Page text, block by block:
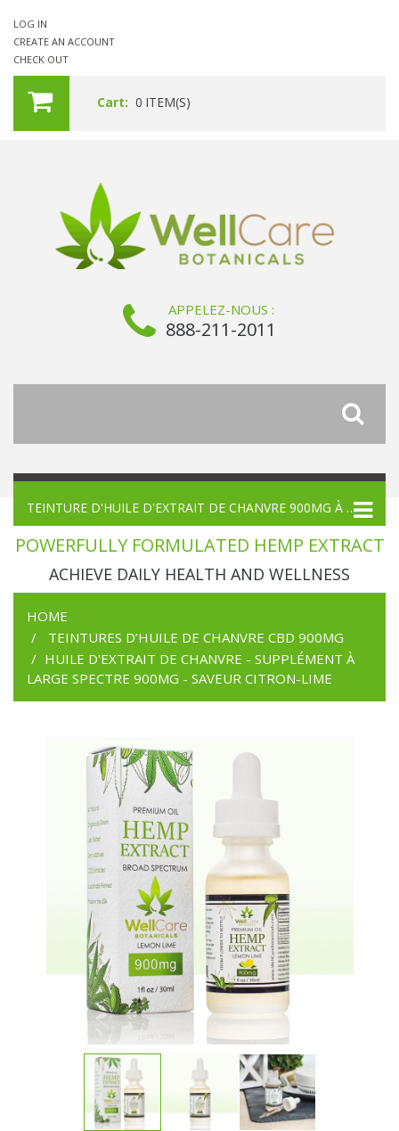
LOG IN
CREATE AN ACCOUNT
CHECK OUT
Cart: 0 ITEM(S)
APPELEZ-NOUS :
888-211-2011
TEINTURE D'HUILE D'EXTRAIT DE CHANVRE 900MG À LARGE SPECTRE - CITRON LIME
POWERFULLY FORMULATED HEMP EXTRACT
ACHIEVE DAILY HEALTH AND WELLNESS
HOME
TEINTURES D’HUILE DE CHANVRE CBD 900MG
HUILE D'EXTRAIT DE CHANVRE - SUPPLÉMENT À
LARGE SPECTRE 900MG - SAVEUR CITRON-LIME